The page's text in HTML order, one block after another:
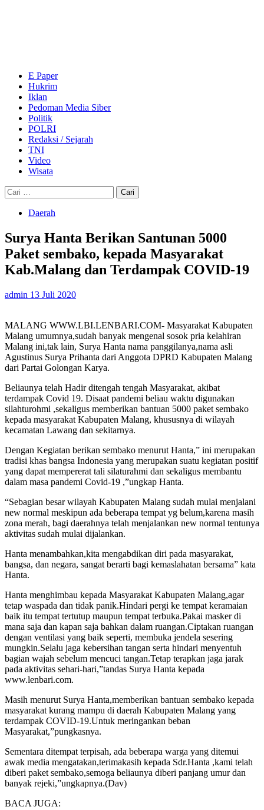
E Paper
Hukrim
Iklan
Pedoman Media Siber
Politik
POLRI
Redaksi / Sejarah
TNI
Video
Wisata
Cari
untuk:
Daerah
Surya Hanta Berikan Santunan 5000
Paket sembako, kepada Masyarakat
Kab.Malang dan Terdampak COVID-19
admin 13 Juli 2020
MALANG WWW.LBI.LENBARI.COM- Masyarakat Kabupaten
Malang umumnya,sudah banyak mengenal sosok pria kelahiran
Malang ini,tak lain, Surya Hanta nama panggilanya,nama asli
Agustinus Surya Prihanta dari Anggota DPRD Kabupaten Malang
dari Partai Golongan Karya.
Beliaunya telah Hadir ditengah tengah Masyarakat, akibat
terdampak Covid 19. Disaat pandemi beliau waktu digunakan
silahturohmi ,sekaligus memberikan bantuan 5000 paket sembako
kepada masyarakat Kabupaten Malang, khususnya di wilayah
kecamatan Lawang dan sekitarnya.
Dengan Kegiatan berikan sembako menurut Hanta,” ini merupakan
tradisi khas bangsa Indonesia yang merupakan suatu kegiatan positif
yang dapat mempererat tali silaturahmi dan sekaligus membantu
dalam masa pandemi Covid-19 ,”ungkap Hanta.
“Sebagian besar wilayah Kabupaten Malang sudah mulai menjalani
new normal meskipun ada beberapa tempat yg belum,karena masih
zona merah, bagi daerahnya telah menjalankan new normal tentunya
aktivitas sudah mulai dijalankan.
Hanta menambahkan,kita mengabdikan diri pada masyarakat,
bangsa, dan negara, sangat berarti bagi kemaslahatan bersama” kata
Hanta.
Hanta menghimbau kepada Masyarakat Kabupaten Malang,agar
tetap waspada dan tidak panik.Hindari pergi ke tempat keramaian
baik itu tempat tertutup maupun tempat terbuka.Pakai masker di
mana saja dan kapan saja bahkan dalam ruangan.Ciptakan ruangan
dengan ventilasi yang baik seperti, membuka jendela sesering
mungkin.Selalu jaga kebersihan tangan serta hindari menyentuh
bagian wajah sebelum mencuci tangan.Tetap terapkan jaga jarak
pada aktivitas sehari-hari,”tandas Surya Hanta kepada
www.lenbari.com.
Masih menurut Surya Hanta,memberikan bantuan sembako kepada
masyarakat kurang mampu di daerah Kabupaten Malang yang
terdampak COVID-19.Untuk meringankan beban
Masyarakat,”pungkasnya.
Sementara ditempat terpisah, ada beberapa warga yang ditemui
awak media mengatakan,terimakasih kepada Sdr.Hanta ,kami telah
diberi paket sembako,semoga beliaunya diberi panjang umur dan
banyak rejeki,”ungkapnya.(Dav)
BACA JUGA: